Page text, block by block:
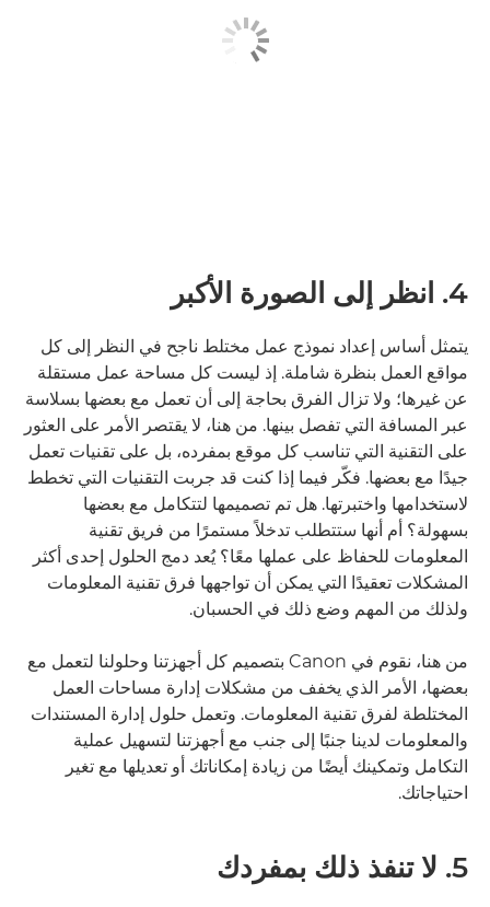
4. انظر إلى الصورة الأكبر
يتمثل أساس إعداد نموذج عمل مختلط ناجح في النظر إلى كل
مواقع العمل بنظرة شاملة. إذ ليست كل مساحة عمل مستقلة
عن غيرها؛ ولا تزال الفرق بحاجة إلى أن تعمل مع بعضها بسلاسة
عبر المسافة التي تفصل بينها. من هنا، لا يقتصر الأمر على العثور
على التقنية التي تناسب كل موقع بمفرده، بل على تقنيات تعمل
جيدًا مع بعضها. فكّر فيما إذا كنت قد جربت التقنيات التي تخطط
لاستخدامها واختبرتها. هل تم تصميمها لتتكامل مع بعضها
بسهولة؟ أم أنها ستتطلب تدخلاً مستمرًا من فريق تقنية
المعلومات للحفاظ على عملها معًا؟ يُعد دمج الحلول إحدى أكثر
المشكلات تعقيدًا التي يمكن أن تواجهها فرق تقنية المعلومات
ولذلك من المهم وضع ذلك في الحسبان.
من هنا، نقوم في Canon بتصميم كل أجهزتنا وحلولنا لتعمل مع
بعضها، الأمر الذي يخفف من مشكلات إدارة مساحات العمل
المختلطة لفرق تقنية المعلومات. وتعمل حلول إدارة المستندات
والمعلومات لدينا جنبًا إلى جنب مع أجهزتنا لتسهيل عملية
التكامل وتمكينك أيضًا من زيادة إمكاناتك أو تعديلها مع تغير
احتياجاتك.
5. لا تنفذ ذلك بمفردك